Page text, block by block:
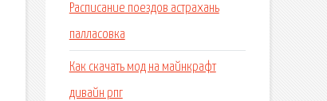
Расписание поездов астрахань
палласовка
Как скачать мод на майнкрафт
дивайн рпг